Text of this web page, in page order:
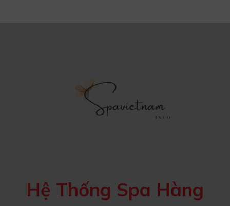
Hệ Thống Spa Hàng